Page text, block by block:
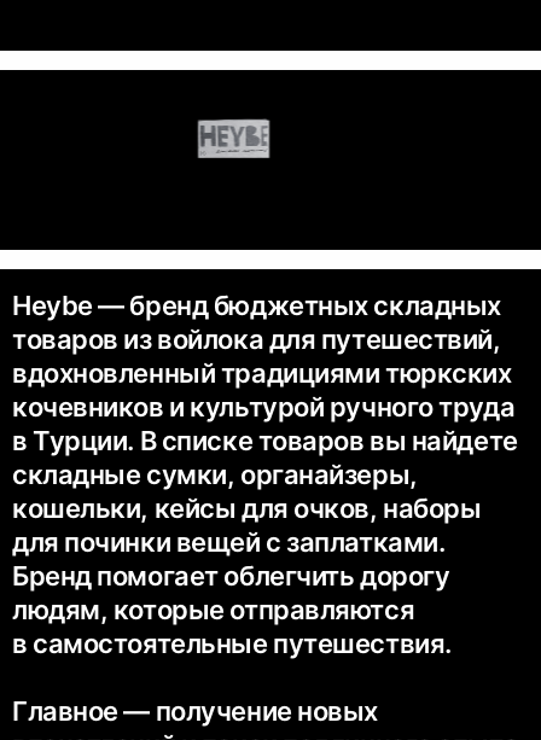
Heybe — бренд бюджетных складных
товаров из войлока для путешествий,
вдохновленный традициями тюркских
кочевников и культурой ручного труда
в Турции. В списке товаров вы найдете
складные сумки, органайзеры,
кошельки, кейсы для очков, наборы
для починки вещей с заплатками.
Бренд помогает облегчить дорогу
людям, которые отправляются
в самостоятельные путешествия.
Главное — получение новых